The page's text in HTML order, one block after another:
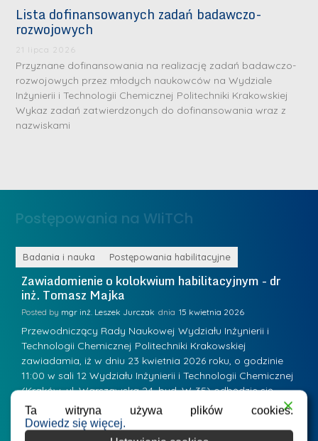
Lista dofinansowanych zadań badawczo-
rozwojowych
21 lipca 2026
Przyznane dofinansowania na realizację zadań badawczo-
rozwojowych przez młodych naukowców na Wydziale
Inżynierii i Technologii Chemicznej Politechniki Krakowskiej
Wykaz zadań zatwierdzonych do dofinansowania wraz z
nazwiskami
Postępowania na WIiTCh
Badania i nauka Postępowania habilitacyjne
Zawiadomienie o kolokwium habilitacyjnym - dr
inż. Tomasz Majka
Posted by mgr inż. Leszek Jurczak 15 kwietnia 2026
Przewodniczący Rady Naukowej Wydziału Inżynierii i
Technologii Chemicznej Politechniki Krakowskiej
zawiadamia, iż w dniu 23 kwietnia 2026 roku, o godzinie
11:00 w sali 12 Wydziału Inżynierii i Technologii Chemicznej
(Kraków, ul. Warszawska 24, bud. W-35) odbędzie się
kolokwium habilitacyjne dr inż. Tomasza Majki.
Osiągnięcie naukowe będące podstawą ubiegania się o…
S
r
e
b
r
n
d
a
e
W
a
r
s
z
a
w
k
i
D
ż
M
r
i
K
u
r
a
ń
s
k
L
Ta witryna używa plików cookies.
Dowiedz się więcej.